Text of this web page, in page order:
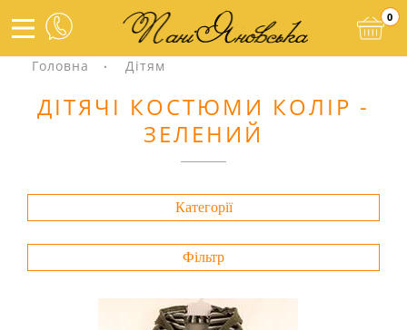
0
Головна Дітям
ДІТЯЧІ КОСТЮМИ КОЛІР -
ЗЕЛЕНИЙ
Категорії
Фільтр